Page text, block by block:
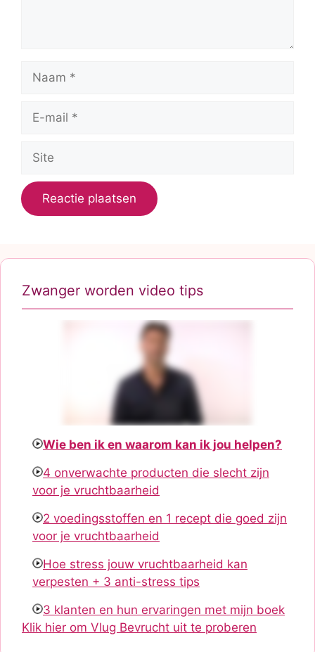
mail
Zwanger worden video tips
Wie ben ik en waarom kan ik jou helpen?
4 onverwachte producten die slecht zijn
voor je vruchtbaarheid
2 voedingsstoffen en 1 recept die goed zijn
voor je vruchtbaarheid
Hoe stress jouw vruchtbaarheid kan
verpesten + 3 anti-stress tips
3 klanten en hun ervaringen met mijn boek
Klik hier om Vlug Bevrucht uit te proberen